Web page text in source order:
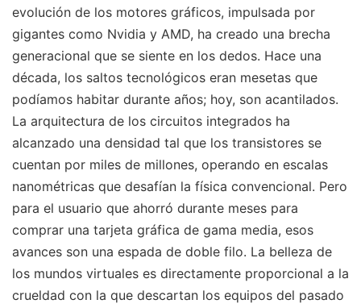
evolución de los motores gráficos, impulsada por
gigantes como Nvidia y AMD, ha creado una brecha
generacional que se siente en los dedos. Hace una
década, los saltos tecnológicos eran mesetas que
podíamos habitar durante años; hoy, son acantilados.
La arquitectura de los circuitos integrados ha
alcanzado una densidad tal que los transistores se
cuentan por miles de millones, operando en escalas
nanométricas que desafían la física convencional. Pero
para el usuario que ahorró durante meses para
comprar una tarjeta gráfica de gama media, esos
avances son una espada de doble filo. La belleza de
los mundos virtuales es directamente proporcional a la
crueldad con la que descartan los equipos del pasado